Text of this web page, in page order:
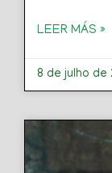
LEER MÁS »
8 de julho de